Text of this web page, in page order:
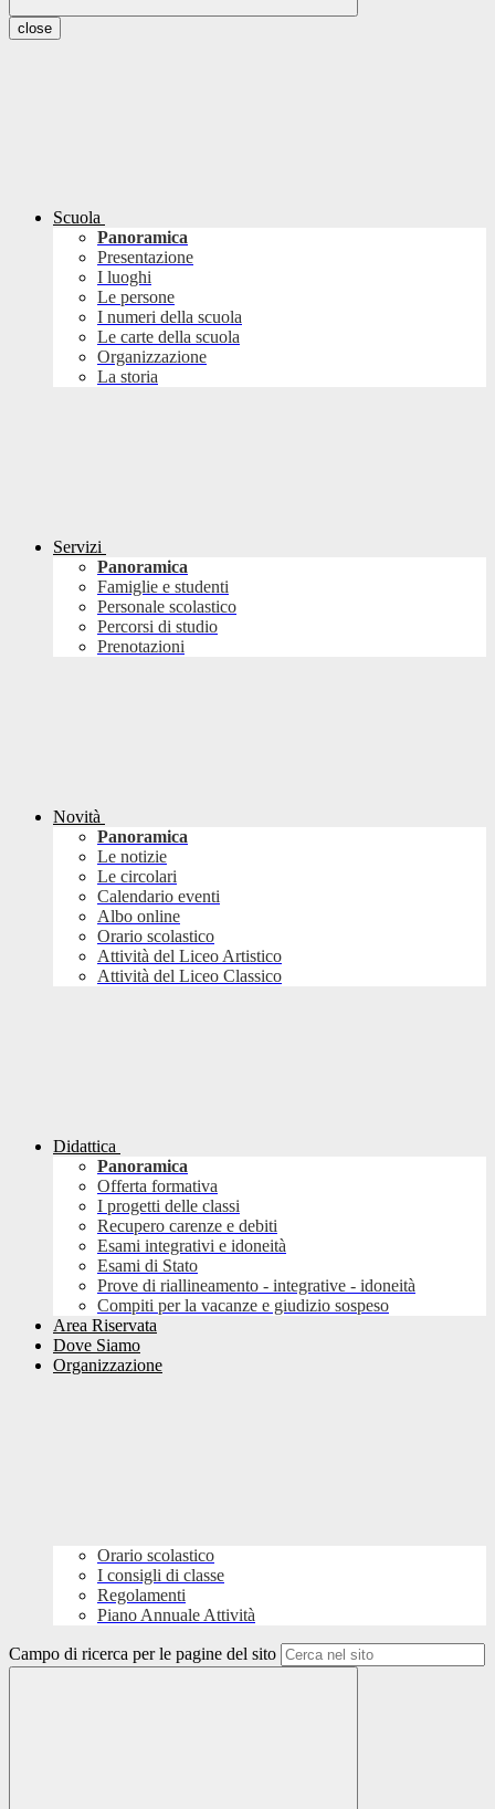
close
Scuola
Panoramica
Presentazione
I luoghi
Le persone
I numeri della scuola
Le carte della scuola
Organizzazione
La storia
Servizi
Panoramica
Famiglie e studenti
Personale scolastico
Percorsi di studio
Prenotazioni
Novità
Panoramica
Le notizie
Le circolari
Calendario eventi
Albo online
Orario scolastico
Attività del Liceo Artistico
Attività del Liceo Classico
Didattica
Panoramica
Offerta formativa
I progetti delle classi
Recupero carenze e debiti
Esami integrativi e idoneità
Esami di Stato
Prove di riallineamento - integrative - idoneità
Compiti per la vacanze e giudizio sospeso
Area Riservata
Dove Siamo
Organizzazione
Orario scolastico
I consigli di classe
Regolamenti
Piano Annuale Attività
Campo di ricerca per le pagine del sito